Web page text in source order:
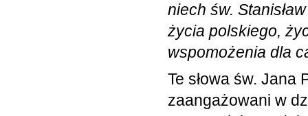
niech św.
życia polskiego,
wspomożenia dla
Te słowa św. Jana
zaangażowani w